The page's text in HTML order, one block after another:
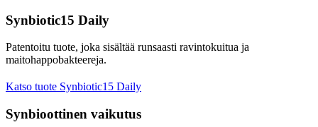
Synbiotic15 Daily
Patentoitu tuote, joka sisältää runsaasti ravintokuitua ja
maitohappobakteereja.
Katso tuote Synbiotic15 Daily
Synbioottinen vaikutus